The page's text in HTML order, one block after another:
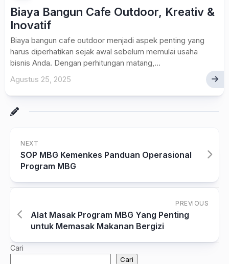
Biaya Bangun Cafe Outdoor, Kreativ &
Inovatif
Biaya bangun cafe outdoor menjadi aspek penting yang
harus diperhatikan sejak awal sebelum memulai usaha
bisnis Anda. Dengan perhitungan matang,...
Agustus 25, 2025
NEXT
SOP MBG Kemenkes Panduan Operasional
Program MBG
PREVIOUS
Alat Masak Program MBG Yang Penting
untuk Memasak Makanan Bergizi
Cari
Cari